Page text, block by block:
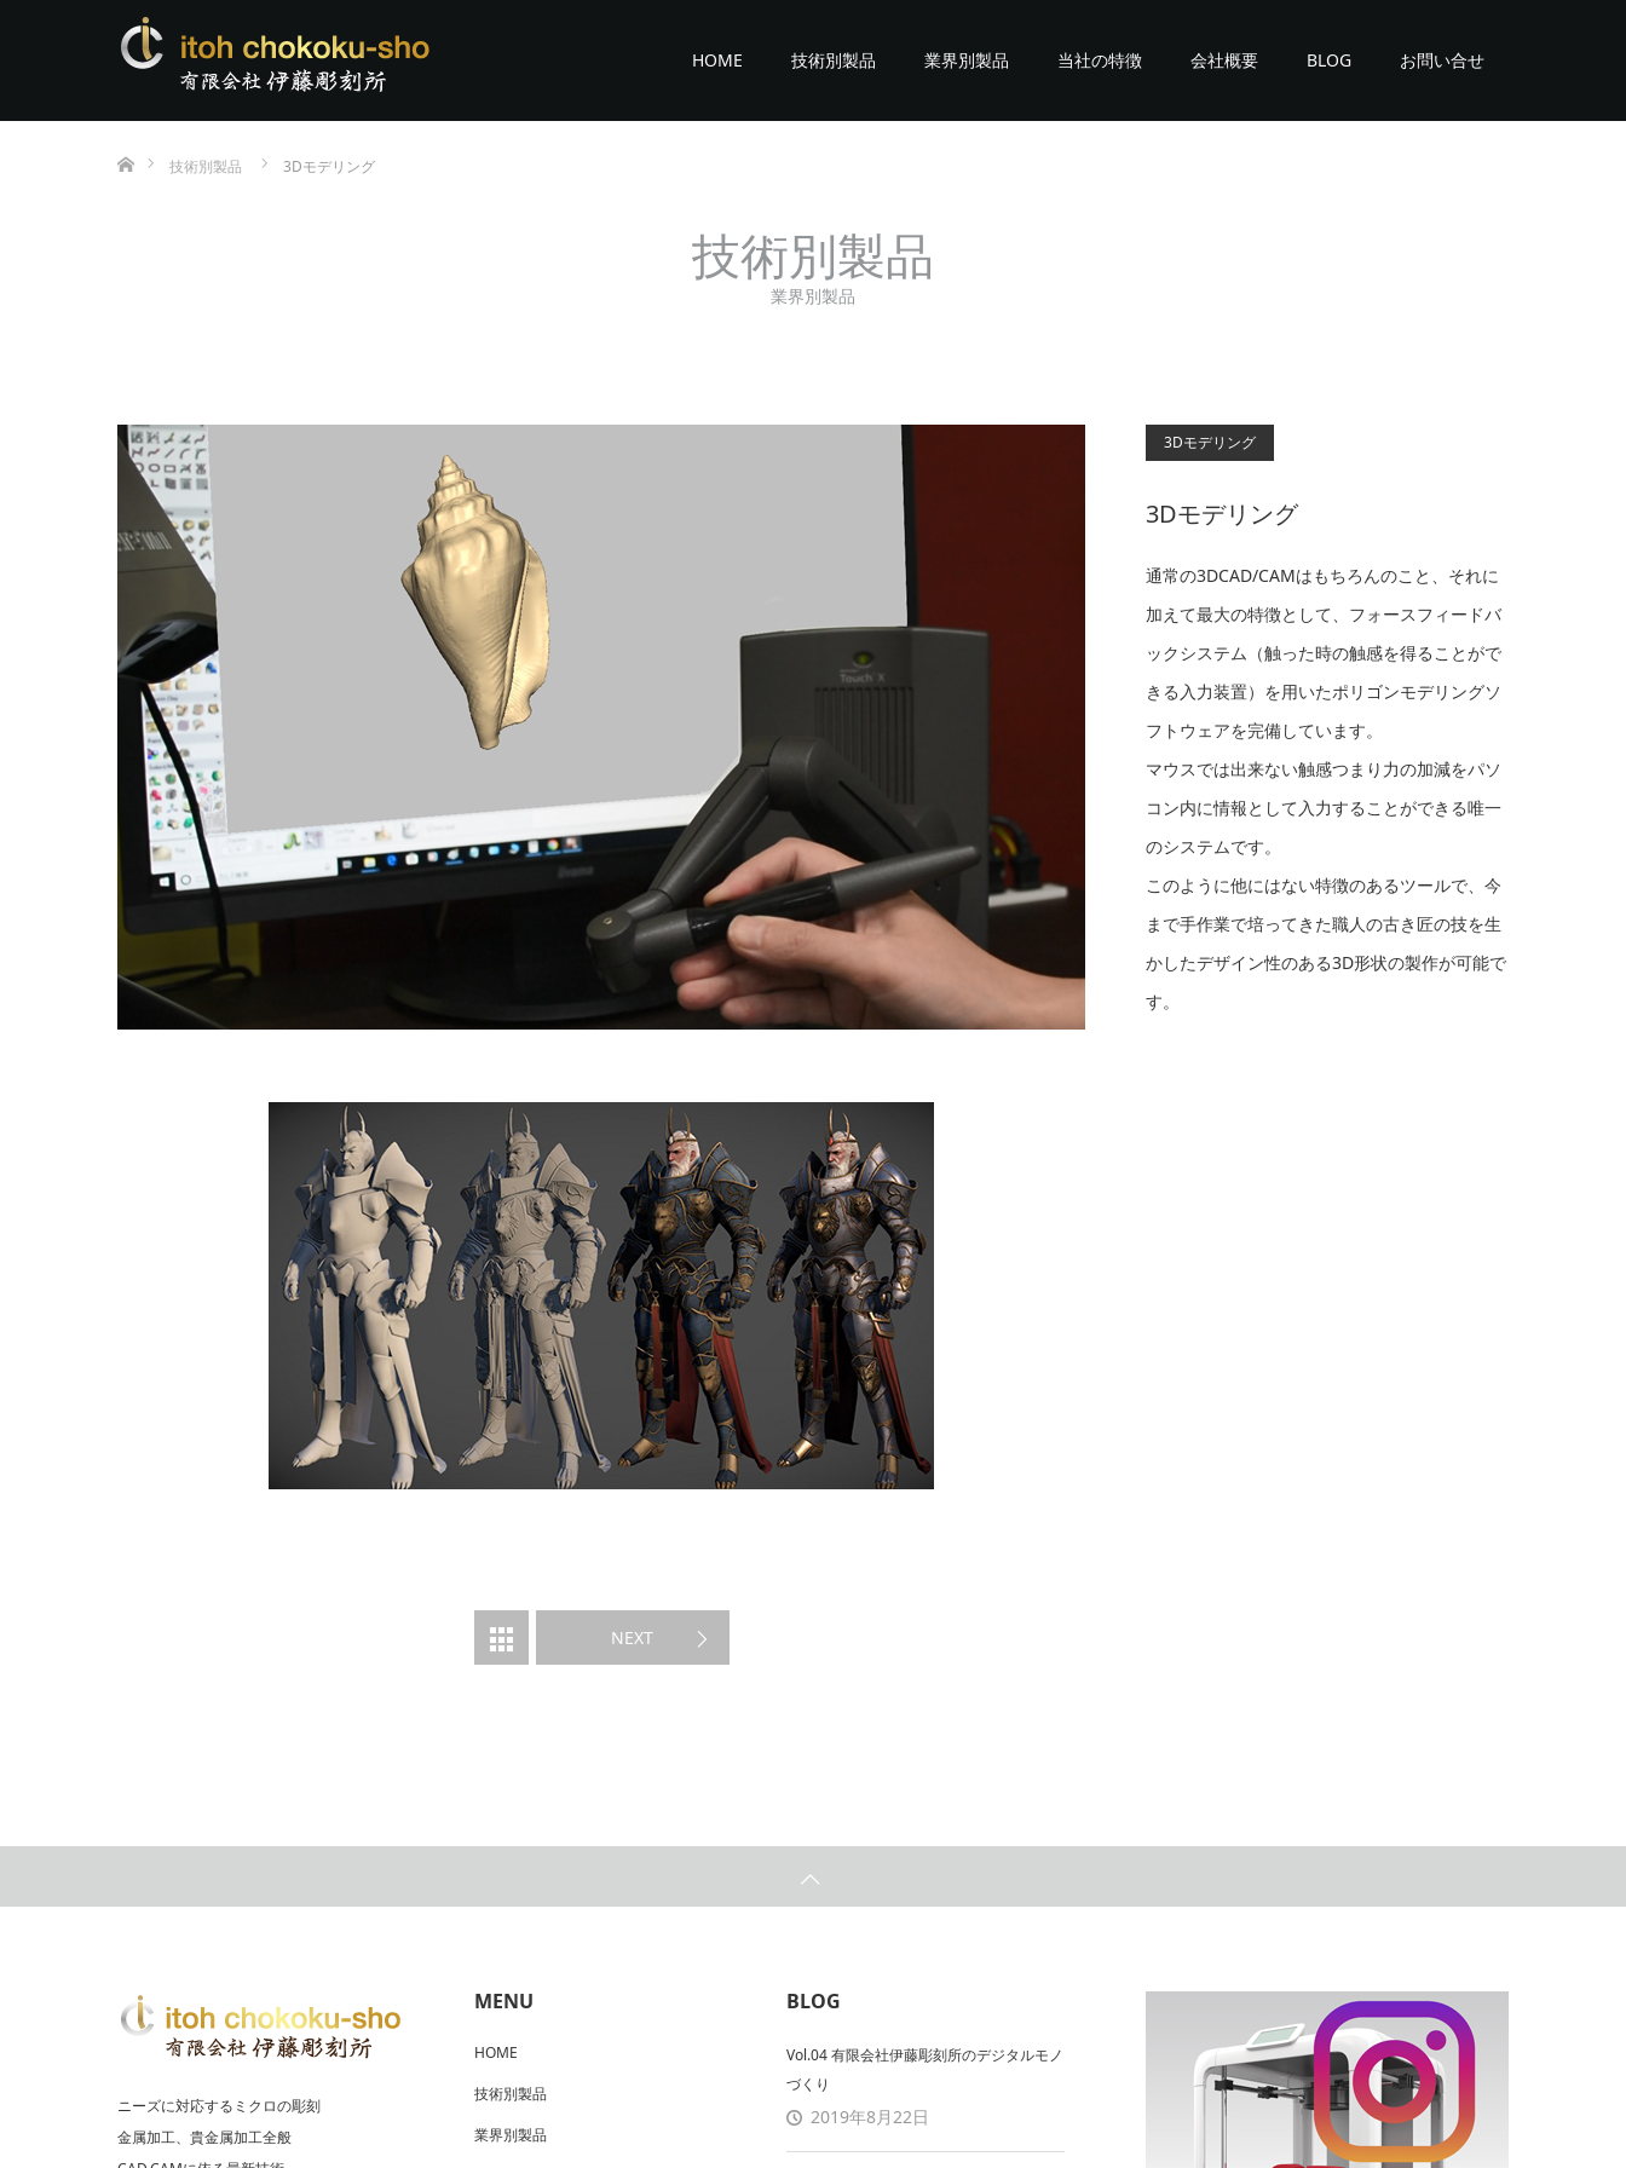
HOME 技術別製品 業界別製品 当社の特徴 会社概要 BLOG お問い合せ
技術別製品
3Dモデリング
技術別製品
業界別製品
3Dモデリング
3Dモデリング
通常の3DCAD/CAMはもちろんのこと、それに
加えて最大の特徴として、フォースフィードバ
ックシステム（触った時の触感を得ることがで
きる入力装置）を用いたポリゴンモデリングソ
フトウェアを完備しています。
マウスでは出来ない触感つまり力の加減をパソ
コン内に情報として入力することができる唯一
のシステムです。
このように他にはない特徴のあるツールで、今
まで手作業で培ってきた職人の古き匠の技を生
かしたデザイン性のある3D形状の製作が可能で
す。
NEXT
MENU
HOME
技術別製品
業界別製品
BLOG
Vol.04 有限会社伊藤彫刻所のデジタルモノ
づくり
2019年8月22日
ニーズに対応するミクロの彫刻
金属加工、貴金属加工全般